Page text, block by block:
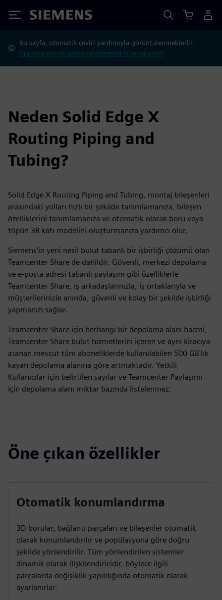
Siemens
Bu sayfa, otomatik çeviri yardımıyla görüntülenmektedir.
İngilizce olarak görüntülenmesini ister misiniz?
Neden Solid Edge X
Routing Piping and
Tubing?
Solid Edge X Routing Piping and Tubing, montaj bileşenleri
arasındaki yolları hızlı bir şekilde tanımlamanıza, bileşen
özelliklerini tanımlamanıza ve otomatik olarak boru veya
tüpün 3B katı modelini oluşturmanıza yardımcı olur.
Siemens'in yeni nesil bulut tabanlı bir işbirliği çözümü olan
Teamcenter Share de dahildir. Güvenli, merkezi depolama
ve e-posta adresi tabanlı paylaşım gibi özelliklerle
Teamcenter Share, iş arkadaşlarınızla, iş ortaklarıyla ve
müşterilerinizle anında, güvenli ve kolay bir şekilde işbirliği
yapmanızı sağlar.
Teamcenter Share için herhangi bir depolama alanı hacmi,
Teamcenter Share bulut hizmetlerini içeren ve aynı kiracıya
atanan mevcut tüm aboneliklerde kullanılabilen 500 GB'lık
kayan depolama alanına göre artmaktadır. Yetkili
Kullanıcılar için belirtilen sayılar ve Teamcenter Paylaşımı
için depolama alanı miktar bazında listelenmez.
Öne çıkan özellikler
Otomatik konumlandırma
3D borular, bağlantı parçaları ve bileşenler otomatik
olarak konumlandırılır ve popülasyona göre doğru
şekilde yönlendirilir. Tüm yönlendirilen sistemler
dinamik olarak ilişkilendiricidir, böylece ilgili
parçalarda değişiklik yapıldığında otomatik olarak
ayarlanırlar.